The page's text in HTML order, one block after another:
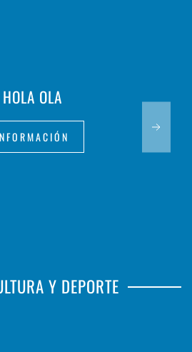
HOLA OLA
Y DEPORTE